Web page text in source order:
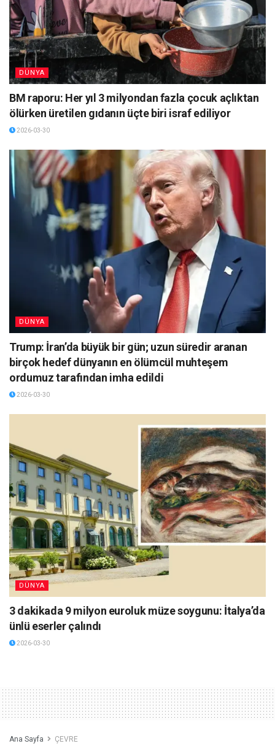
DÜNYA
BM raporu: Her yıl 3 milyondan fazla çocuk açlıktan
ölürken üretilen gıdanın üçte biri israf ediliyor
2026-03-30
DÜNYA
Trump: İran’da büyük bir gün; uzun süredir aranan
birçok hedef dünyanın en ölümcül muhteşem
ordumuz tarafından imha edildi
2026-03-30
DÜNYA
3 dakikada 9 milyon euroluk müze soygunu: İtalya’da
ünlü eserler çalındı
2026-03-30
Ana Sayfa ÇEVRE